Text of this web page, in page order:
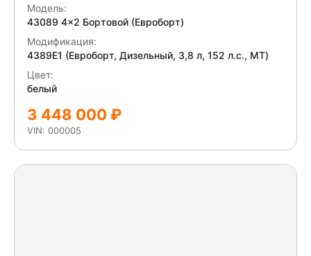
Модель:
43089 4x2 Бортовой (Евроборт)
Модификация:
4389E1 (Евроборт, Дизельный, 3,8 л, 152 л.с., МТ)
Цвет:
белый
3 448 000 ₽
VIN: 000005